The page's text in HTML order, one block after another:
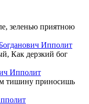
зеленью приятною
Ипполит
Как дерзкий бог
Ипполит
тишину приносишь